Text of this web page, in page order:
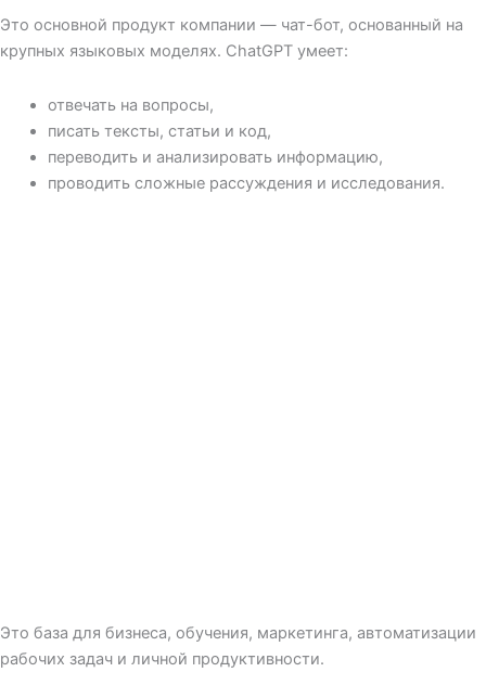
Это основной продукт компании — чат-бот, основанный на
крупных языковых моделях. ChatGPT умеет:
отвечать на вопросы,
писать тексты, статьи и код,
переводить и анализировать информацию,
проводить сложные рассуждения и исследования.
Это база для бизнеса, обучения, маркетинга, автоматизации
рабочих задач и личной продуктивности.